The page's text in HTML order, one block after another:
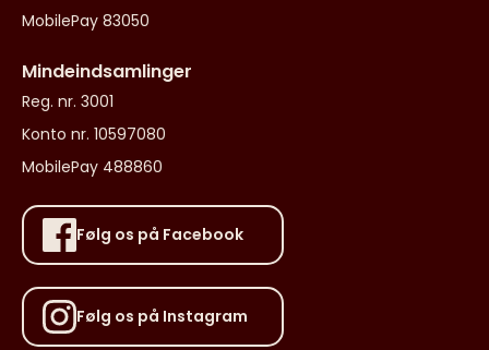
MobilePay 83050
Mindeindsamlinger
Reg. nr. 3001
Konto nr. 10597080
MobilePay 488860
Følg os på Facebook
Følg os på Instagram